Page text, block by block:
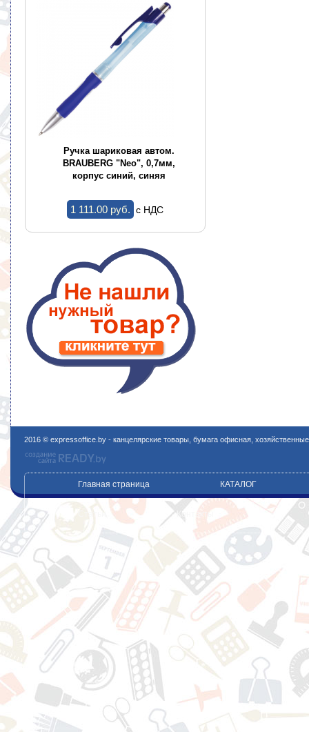
Ручка шариковая автом.
BRAUBERG "Neo", 0,7мм,
корпус синий, синяя
1 111.00 pуб. c НДС
2016 © expressoffice.by - канцелярские товары, бумага офисная,
Главная страница КАТАЛОГ
Контакты